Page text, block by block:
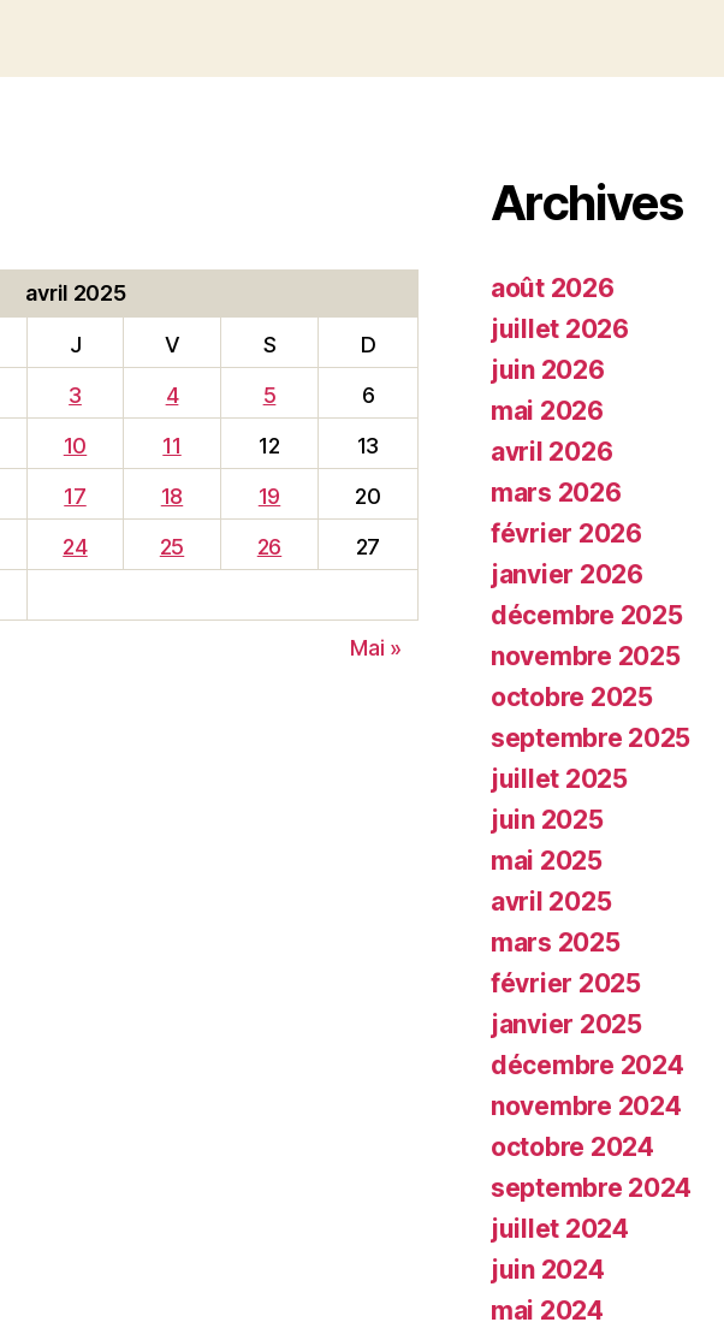
avril 2025
J V S
D
3 4 5
6
10 11 12
13
17 18 19
20
24 25 26
27
Mai »
Archives
août 2026
juillet 2026
juin 2026
mai 2026
avril 2026
mars 2026
février 2026
janvier 2026
décembre 2025
novembre 2025
octobre 2025
septembre 2025
juillet 2025
juin 2025
mai 2025
avril 2025
mars 2025
février 2025
janvier 2025
décembre 2024
novembre 2024
octobre 2024
septembre 2024
juillet 2024
juin 2024
mai 2024